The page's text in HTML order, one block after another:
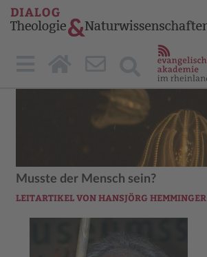
Musste der Mensch sein?
LEITARTIKEL VON HANSJÖRG HEMMINGER